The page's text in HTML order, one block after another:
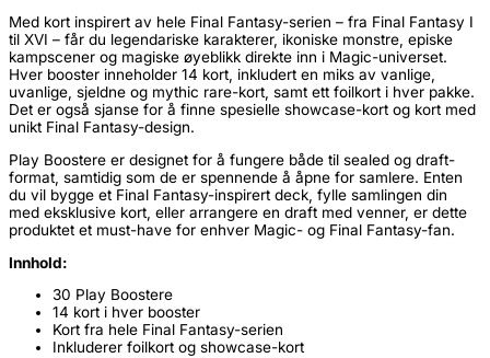
Med kort inspirert av hele Final Fantasy-serien – fra Final Fantasy I
til XVI – får du legendariske karakterer, ikoniske monstre, episke
kampscener og magiske øyeblikk direkte inn i Magic-universet.
Hver booster inneholder 14 kort, inkludert en miks av vanlige,
uvanlige, sjeldne og mythic rare-kort, samt ett foilkort i hver pakke.
Det er også sjanse for å finne spesielle showcase-kort og kort med
unikt Final Fantasy-design.
Play Boostere er designet for å fungere både til sealed og draft-
format, samtidig som de er spennende å åpne for samlere. Enten
du vil bygge et Final Fantasy-inspirert deck, fylle samlingen din
med eksklusive kort, eller arrangere en draft med venner, er dette
produktet et must-have for enhver Magic- og Final Fantasy-fan.
Innhold:
30 Play Boostere
14 kort i hver booster
Kort fra hele Final Fantasy-serien
Inkluderer foilkort og showcase-kort